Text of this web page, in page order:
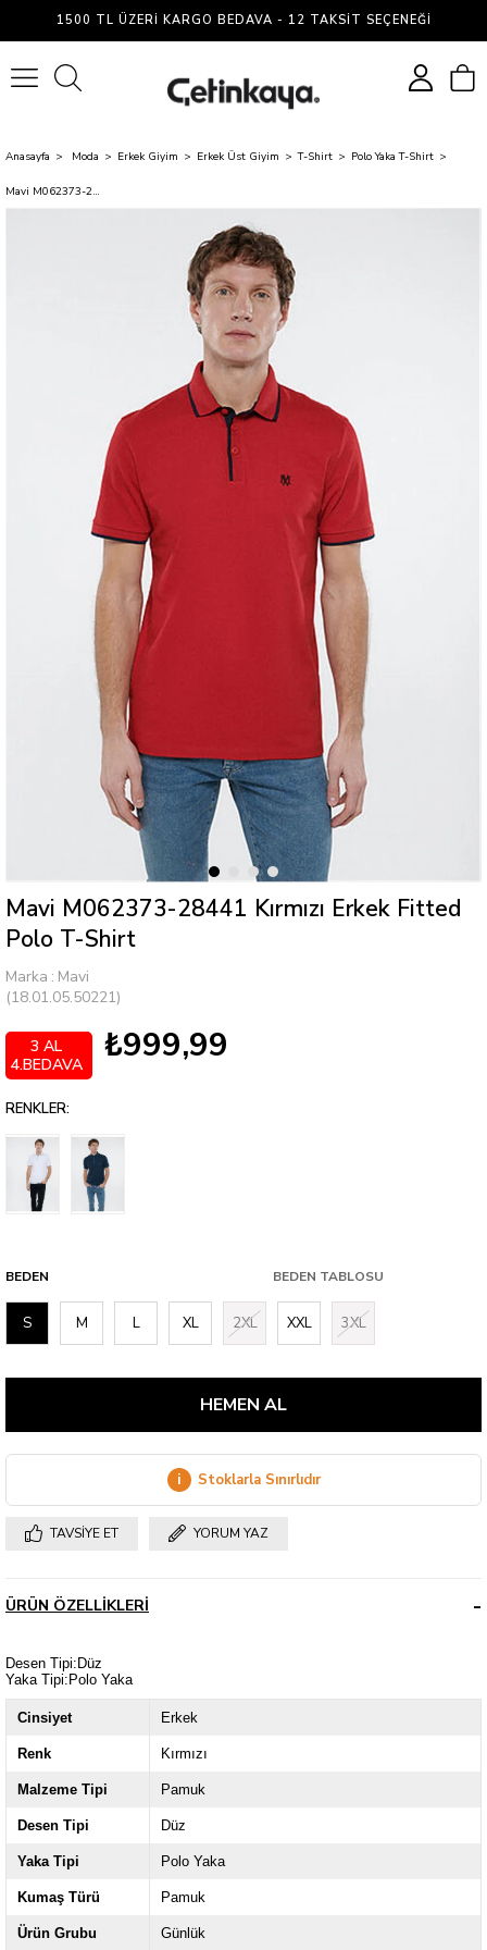
1500 TL ÜZERI KARGO BEDAVA - 12 TAKSIT SEÇENEĞI
Anasayfa Moda Erkek Giyim Erkek Üst Giyim T-Shirt Polo Yaka T-Shirt
Mavi M062373-28441 Kırmızı Erkek Fitted Polo T-Shirt
Mavi M062373-28441 Kırmızı Erkek Fitted
Polo T-Shirt
Marka : Mavi
(18.01.05.50221)
₺999,99
3 AL
4.BEDAVA
RENKLER:
BEDEN BEDEN TABLOSU
S M L XL 2XL XXL 3XL
i Stoklarla Sınırlıdır
TAVSIYE ET YORUM YAZ
ÜRÜN ÖZELLIKLERI
Desen Tipi:Düz
Yaka Tipi:Polo Yaka
Cinsiyet Erkek
Renk Kırmızı
Malzeme Tipi Pamuk
Desen Tipi Düz
Yaka Tipi Polo Yaka
Kumaş Türü Pamuk
Ürün Grubu Günlük